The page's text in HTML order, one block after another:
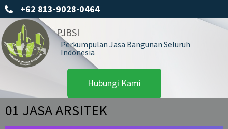
+62 813-9028-0464
PJBSI
Perkumpulan Jasa Bangunan Seluruh
Indonesia
Hubungi Kami
01 JASA ARSITEK